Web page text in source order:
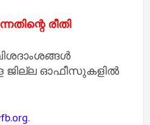
രീതി
ജില്ല ഓഫീസുകളിൽ
.